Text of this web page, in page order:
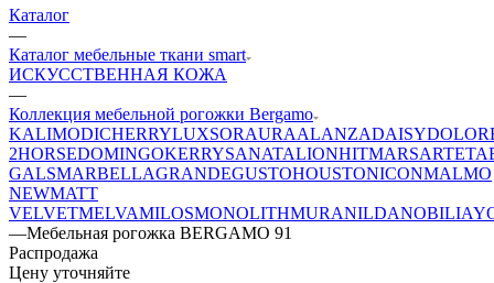
Каталог
—
Каталог мебельные ткани smart
ИСКУССТВЕННАЯ КОЖА
—
Коллекция мебельной рогожки Bergamo
KALIMODICHERRYLUXSORAURAALANZADAISY
2HORSEDOMINGOKERRYSANATALIONHITMARSARTE
GALSMARBELLAGRANDEGUSTOHOUSTONICONMALMO
NEWMATT
VELVETMELVAMILOSMONOLITHMURANILDANOBILIA
—Мебельная рогожка BERGAMO 91
Распродажа
Цену уточняйте